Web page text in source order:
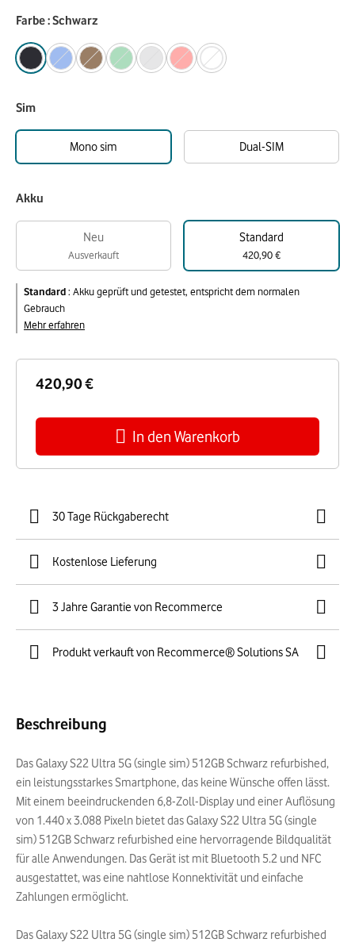
420,90 €
In den Warenkorb
Farbe : Schwarz
Sim
Mono sim Dual-SIM
Akku
Neu
Ausverkauft
Standard
420,90 €
Standard: Akku geprüft und getestet, entspricht dem normalen
Gebrauch
Mehr erfahren
30 Tage Rückgaberecht
Kostenlose Lieferung
3 Jahre Garantie von Recommerce
Produkt verkauft von Recommerce® Solutions SA
Beschreibung
Das Galaxy S22 Ultra 5G (single sim) 512GB Schwarz refurbished,
ein leistungsstarkes Smartphone, das keine Wünsche offen lässt.
Mit einem beeindruckenden 6,8-Zoll-Display und einer Auflösung
von 1.440 x 3.088 Pixeln bietet das Galaxy S22 Ultra 5G (single
sim) 512GB Schwarz refurbished eine hervorragende Bildqualität
für alle Anwendungen. Das Gerät ist mit Bluetooth 5.2 und NFC
ausgestattet, was eine nahtlose Konnektivität und einfache
Zahlungen ermöglicht.
Das Galaxy S22 Ultra 5G (single sim) 512GB Schwarz refurbished